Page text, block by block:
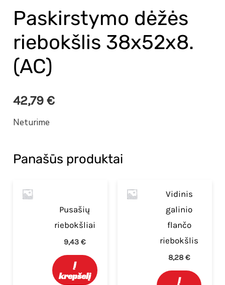
Paskirstymo dėžės
riebokšlis 38x52x8.
(AC)
42,79€
Neturime
Panašūs produktai
Pusašių
riebokšliai
9,43€
Į
krepšelį
Vidinis
galinio
flančo
riebokšlis
8,28€
Į